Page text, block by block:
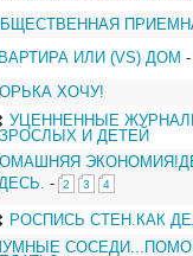
ИЛИ (VS) ДОМ -
ХОЧУ!
УЦЕННЕННЫЕ
И ДЕТЕЙ
- 2 3 4
РОСПИСЬ СТЕН.КАК